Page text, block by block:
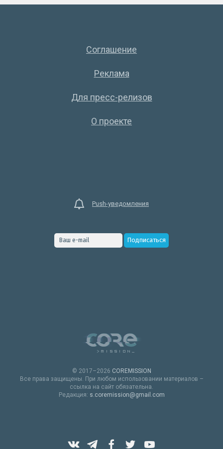
Соглашение
Реклама
Для пресс-релизов
О проекте
Push-уведомления
© 2017–2026 COREMISSION
Все права защищены. При любом использовании материалов –
ссылка на сайт обязательна.
Редакция: s.coremission@gmail.com